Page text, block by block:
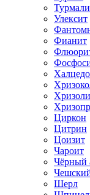
Улексит
Фианит
Циркон
Цитрин
Цоизит
Чароит
Чёрный
Шерл